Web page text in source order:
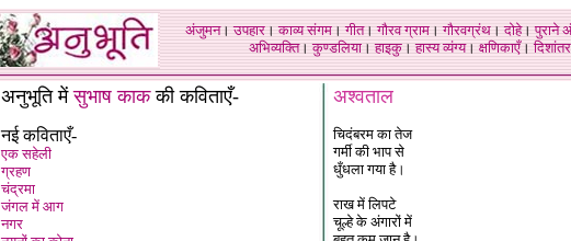
अंजुमन।उपहार।काव्य संगम।गीत।गौरव ग्राम।गौरवग्रंथ।दोहे।पुराने
अभिव्यक्ति।कुण्डलिया।हाइकु।हास्य व्यंग्य।क्षणिकाएँ।दिशांतर
अनुभूति मेंसुभाष काक की कविताएँ-
नई कविताएँ-
एक सहेली
ग्रहण
चंद्रमा
जंगल में आग
नगर
अश्वताल
चिदंबरम का तेज
गर्मी की भाप से
धुँधला गया है।
राख में लिपटे
चूल्हे के अंगारों में